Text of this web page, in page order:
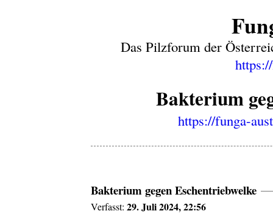
Das Pilzforum der
Bakterium
https://funga-
Bakterium gegen Eschentriebwelke
Verfasst:29. Juli 2024, 22:56